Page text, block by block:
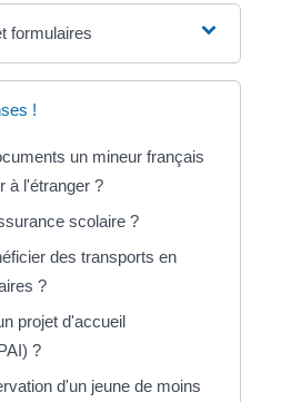
formulaires
!
un mineur français
à l'étranger ?
scolaire ?
des transports en
?
projet d'accueil
?
d'un jeune de moins